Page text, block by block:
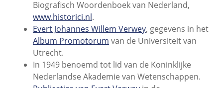
Biografisch Woordenboek van Nederland,
www.historici.nl.
Evert Johannes Willem Verwey, gegevens in het
Album Promotorum van de Universiteit van
Utrecht.
In 1949 benoemd tot lid van de Koninklijke
Nederlandse Akademie van Wetenschappen.